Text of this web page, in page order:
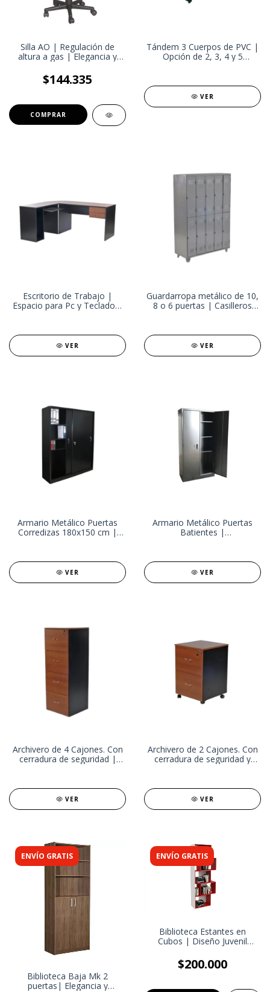
Silla AO | Regulación de
altura a gas | Elegancia y
Trabajo
$144.335
Tándem 3 Cuerpos de PVC |
Opción de 2, 3, 4 y 5
VER
Escritorio de Trabajo |
Espacio para Pc y Teclado |
VER
Guardarropa metálico de 10,
8 o 6 puertas | Casilleros
VER
Armario Metálico Puertas
Corredizas 180x150 cm |
VER
Armario Metálico Puertas
Batientes |
VER
Archivero de 4 Cajones. Con
cerradura de seguridad |
VER
Archivero de 2 Cajones. Con
cerradura de seguridad y
VER
ENVÍO GRATIS
Biblioteca Baja Mk 2
puertas| Elegancia y
ENVÍO GRATIS
Biblioteca Estantes en
Cubos | Diseño Juvenil
Venecia/Rojo o
Wengue/Blanco
$200.000